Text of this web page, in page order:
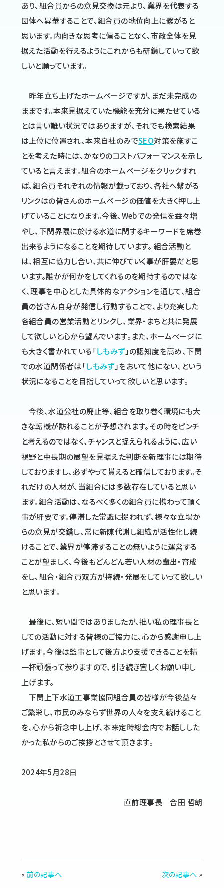
あり、組合員からの意見交換は元より、業界を代表する
団体へ昇華することで、組合員の地位向上に繋がると
思います。内向きな思考に偏ることなく、市政全体を見
据えた活動を行えるようにこれからも研鑽していって欲
しいと願っています。
昨年立ち上げたホームページですが、まだ未完成の
ままです。本来見据えていた機能を充分に果たせている
とは言い難い状況ではありますが、それでも検索結果
は上位に位置され、本来自社のみでSEO対策を施すこ
とを考えた時には、かなりのコストパフォーマンスを示し
ていると言えます。組合のホームページをクリックすれ
ば、組合員それぞれの情報が載っており、各社へ繋がる
リンクはの皆さんのホームページの価値を大きく押し上
げていることになります。今後、Webでの発信を益々増
やし、下関界隈に於ける水道に関するキーワードを席巻
出来るようになることを期待しています。 組合活動と
は、相互に協力し合い、共に伸びていく事が肝要だと思
います。誰かが何かをしてくれるのを期待するのではな
く、理事を中心とした具体的なアクションを通じて、組合
員の皆さん自身が発信し行動することで、より充実した
各組合員の営業活動とリンクし、業界・まちと共に発展
して欲しいと心から望んでいます。また、ホームページに
も大きく書かれている「しもみず」の認知度を高め、下関
での水道関係者は「しもみず」をおいて他にない、という
状況になることを目指していって欲しいと思います。
今後、水道公社の廃止等、組合を取り巻く環境にも大
きな転機が訪れることが予想されます。その時をピンチ
と考えるのではなく、チャンスと捉えられるように、広い
視野と中長期の展望を見据えた判断を新理事には期待
しておりますし、必ずやって貰えると確信しております。そ
れだけの人材が、当組合には多数存在していると思い
ます。組合活動は、なるべく多くの組合員に携わって頂く
事が肝要です。停滞した常識に捉われず、様々な立場か
らの意見が交錯し、常に新陳代謝し組織が活性化し続
けることで、業界が停滞することの無いように運営する
ことが望ましく、今後もどんどん若い人材の輩出・育成
をし、組合・組合員双方が持続・発展をしていって欲しい
と思います。
最後に、短い間ではありましたが、拙い私の理事長と
しての活動に対する皆様のご協力に、心から感謝申し上
げます。今後は監事として後方より支援できることを精
一杯頑張って参りますので、引き続き宜しくお願い申し
上げます。
下関上下水道工事業協同組合員の皆様が今後益々
ご繁栄し、市民のみならず世界の人々を支え続けること
を、心から祈念申し上げ、本来定時総会内でお話しした
かった私からのご挨拶とさせて頂きます。
2024年5月28日
直前理事長 合田 哲朗
« 前の記事へ 次の記事へ »